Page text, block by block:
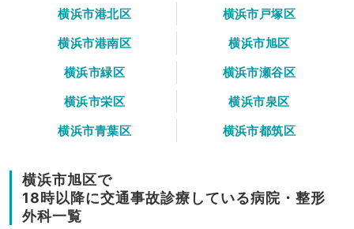
横浜市港北区
横浜市戸塚区
横浜市港南区
横浜市旭区
横浜市緑区
横浜市瀬谷区
横浜市栄区
横浜市泉区
横浜市青葉区
横浜市都筑区
横浜市旭区で
18時以降に交通事故診療している病院・整形
外科一覧